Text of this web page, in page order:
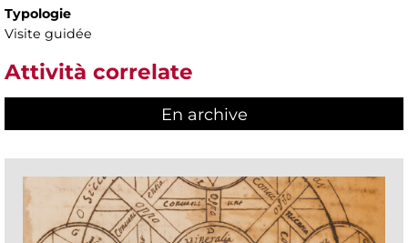
Typologie
Visite guidée
Attività correlate
En archive